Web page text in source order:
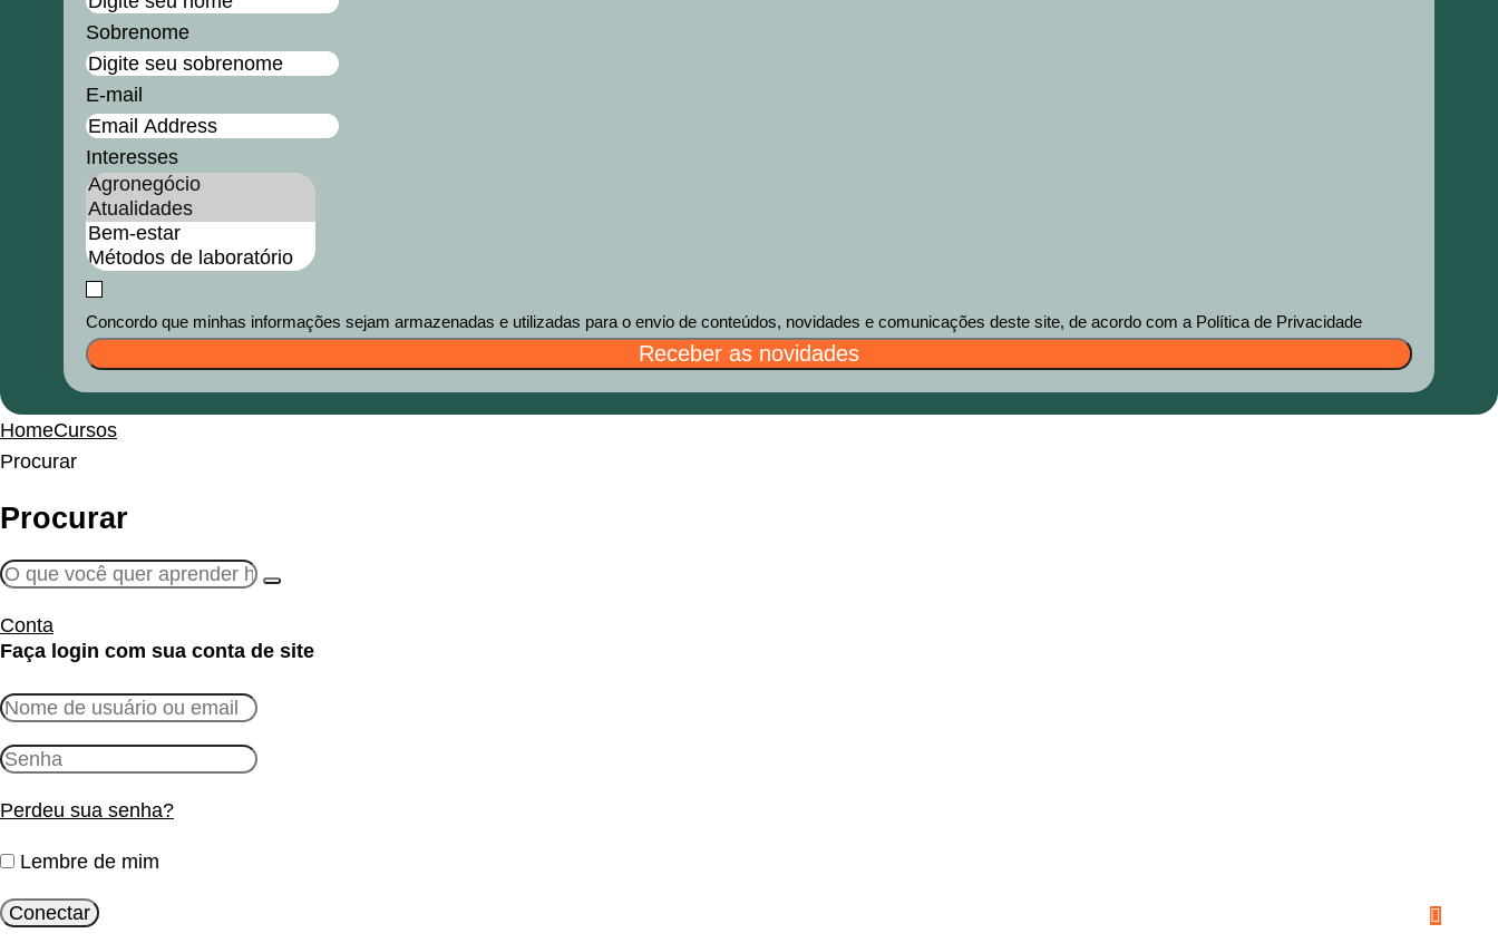
Sobrenome
E-mail
Interesses
Concordo que minhas informações sejam armazenadas e utilizadas para o envio de conteúdos, novidades e comunicações deste site, de acordo com a Política de Privacidade
Receber as novidades
HomeCursos
Procurar
Procurar
Conta
Faça login com sua conta de site
Perdeu sua senha?
Lembre de mim